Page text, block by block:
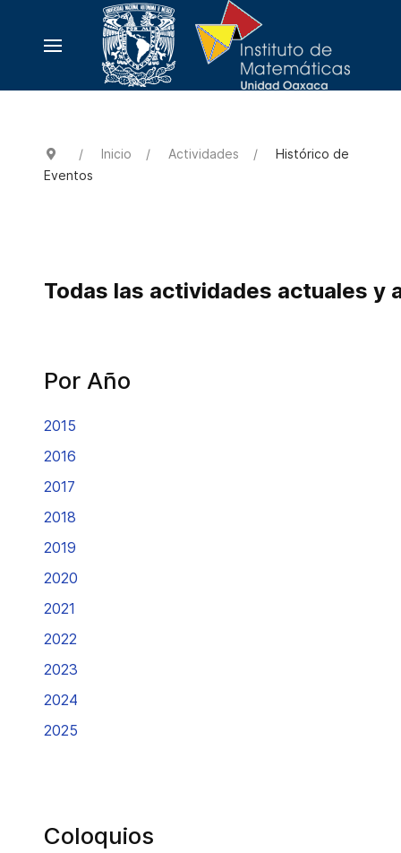
Inicio Actividades
Histórico de
Eventos
Todas las actividades actuales y
Por Año
2015
2016
2017
2018
2019
2020
2021
2022
2023
2024
2025
Coloquios